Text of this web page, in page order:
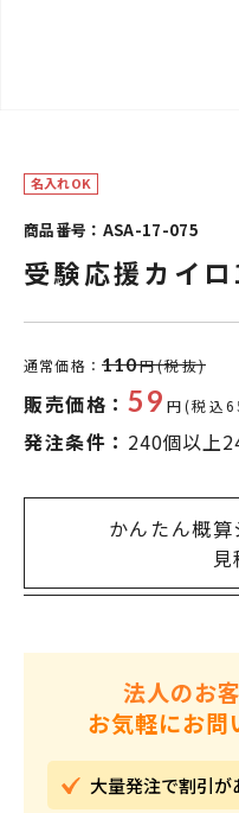
名入れOK
商品番号：ASA-17-075
受験応援カイ
通常価格： 110円(税抜)
販売価格： 59 円(税込
発注条件： 240個以上
かんたん概
法人のお
お気軽にお問
大量発注で割引が